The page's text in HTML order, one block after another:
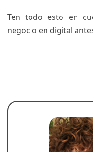
Ten todo esto en
negocio en digital